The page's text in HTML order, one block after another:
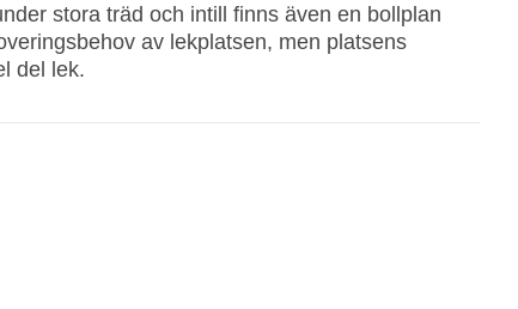
stora träd och intill finns även en bollplan
av lekplatsen, men platsens
del lek.